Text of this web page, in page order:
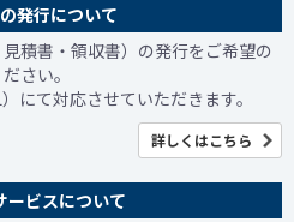
発行について
積書・領収書）の発行をご希望の
さい。
にて対応させていただきます。
詳しくはこちら
ービスについて